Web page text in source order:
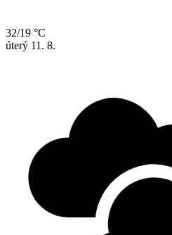
32/19 °C
úterý 11. 8.